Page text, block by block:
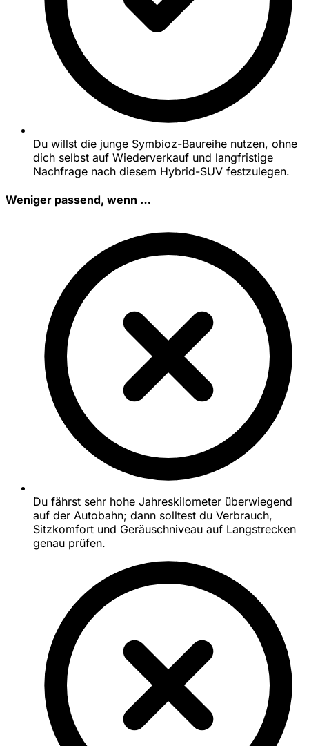
Du willst die junge Symbioz-Baureihe nutzen, ohne
dich selbst auf Wiederverkauf und langfristige
Nachfrage nach diesem Hybrid-SUV festzulegen.
Weniger passend, wenn …
Du fährst sehr hohe Jahreskilometer überwiegend
auf der Autobahn; dann solltest du Verbrauch,
Sitzkomfort und Geräuschniveau auf Langstrecken
genau prüfen.